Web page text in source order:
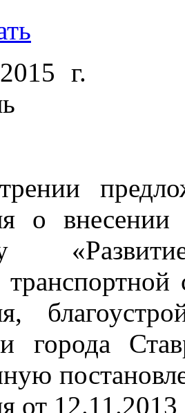
г.
о
города
от